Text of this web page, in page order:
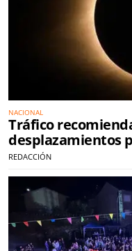
NACIONAL
Tráfico
desplazamientos
REDACCIÓN